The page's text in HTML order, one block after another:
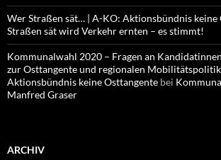
Wer Straßen sät… | A-KO: Aktionsbündnis keine
Straßen sät wird Verkehr ernten – es stimmt!
Kommunalwahl 2020 – Fragen an
zur Osttangente und regionalen
Aktionsbündnis keine Osttangente bei
Manfred Graser
ARCHIV